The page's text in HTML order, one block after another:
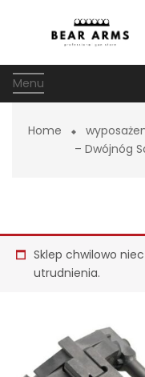
Menu
Home
– Dwójnóg
Sklep chwilowo
utrudnienia.